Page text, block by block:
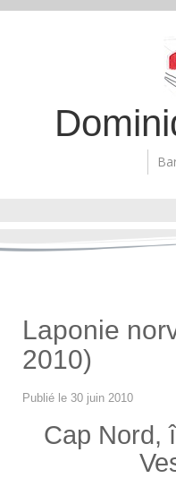
Laponie
2010)
Publié le 30 juin 201014
2017
Cap Nord,